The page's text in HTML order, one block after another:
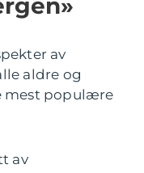
av
aldre og
mest populære
av